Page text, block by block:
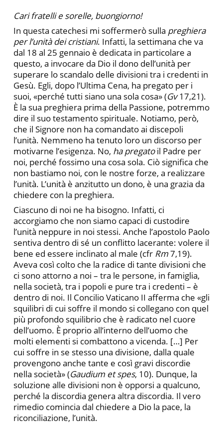
Cari fratelli e sorelle, buongiorno!
In questa catechesi mi soffermerò sulla preghiera
per l’unità dei cristiani. Infatti, la settimana che va
dal 18 al 25 gennaio è dedicata in particolare a
questo, a invocare da Dio il dono dell’unità per
superare lo scandalo delle divisioni tra i credenti in
Gesù. Egli, dopo l’Ultima Cena, ha pregato per i
suoi, «perché tutti siano una sola cosa» (Gv17,21).
È la sua preghiera prima della Passione, potremmo
dire il suo testamento spirituale. Notiamo, però,
che il Signore non ha comandato ai discepoli
l’unità. Nemmeno ha tenuto loro un discorso per
motivarne l’esigenza. No, ha pregatoil Padre per
noi, perché fossimo una cosa sola. Ciò significa che
non bastiamo noi, con le nostre forze, a realizzare
l’unità. L’unità è anzitutto un dono, è una grazia da
chiedere con la preghiera.
Ciascuno di noi ne ha bisogno. Infatti, ci
accorgiamo che non siamo capaci di custodire
l’unità neppure in noi stessi. Anche l’apostolo Paolo
sentiva dentro di sé un conflitto lacerante: volere il
bene ed essere inclinato al male (cfr Rm7,19).
Aveva così colto che la radice di tante divisioni che
ci sono attorno a noi – tra le persone, in famiglia,
nella società, tra i popoli e pure tra i credenti – è
dentro di noi. Il Concilio Vaticano II afferma che «gli
squilibri di cui soffre il mondo si collegano con quel
più profondo squilibrio che è radicato nel cuore
dell’uomo. È proprio all’interno dell’uomo che
molti elementi si combattono a vicenda. […] Per
cui soffre in se stesso una divisione, dalla quale
provengono anche tante e così gravi discordie
nella società» (Gaudium et spes, 10). Dunque, la
soluzione alle divisioni non è opporsi a qualcuno,
perché la discordia genera altra discordia. Il vero
rimedio comincia dal chiedere a Dio la pace, la
riconciliazione, l’unità.